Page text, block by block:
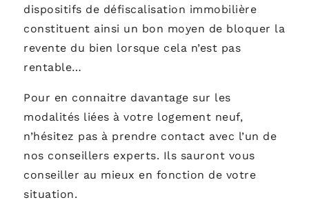
dispositifs de défiscalisation immobilière
constituent ainsi un bon moyen de bloquer la
revente du bien lorsque cela n’est pas
rentable…
Pour en connaitre davantage sur les
modalités liées à votre logement neuf,
n’hésitez pas à prendre contact avec l’un de
nos conseillers experts. Ils sauront vous
conseiller au mieux en fonction de votre
situation.